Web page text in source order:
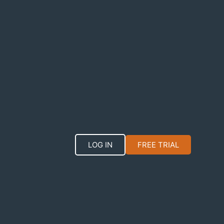
LOG IN FREE TRIAL